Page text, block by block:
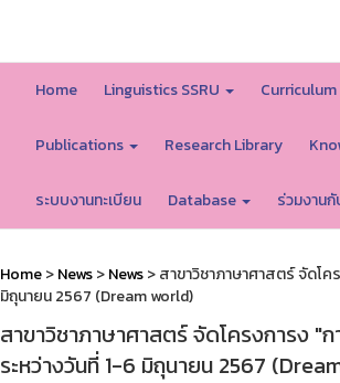
Home Linguistics SSRU Curriculum
Publications Research Library
ระบบงานทะเบียน Database ร่วมงานกั
Home>News>News> สาขาวิชาภาษาศาสตร์ จัดโ
มิถุนายน 2567 (Dream world)
สาขาวิชาภาษาศาสตร์ จัดโครงการง
ระหว่างวันที่ 1-6 มิถุนายน 2567